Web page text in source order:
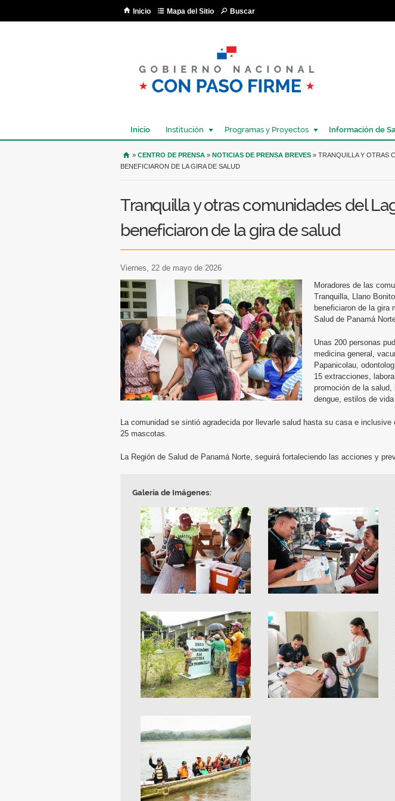
Inicio Mapa del Sitio Buscar
Inicio Institución Programas y Proyectos Información de
USTED SE ENCUENTRA AQUÍ
» CENTRO DE PRENSA » NOTICIAS DE PRENSA BREVES » TRANQUILLA Y OTRAS
BENEFICIARON DE LA GIRA DE SALUD
Tranquilla y otras comunidades del
beneficiaron de la gira de salud
viernes, 22 de mayo de 2026
Moradores de las
Tranquilla, Llano
beneficiaron de la gira
Salud de Panamá
Unas 200 personas
medicina general,
Papanicolau,
15 extracciones,
promoción de la salud,
dengue, estilos de
La comunidad se sintió agradecida por llevarle salud hasta su casa e
25 mascotas.
La Región de Salud de Panamá Norte, seguirá fortaleciendo las acciones y
Galería de Imágenes: